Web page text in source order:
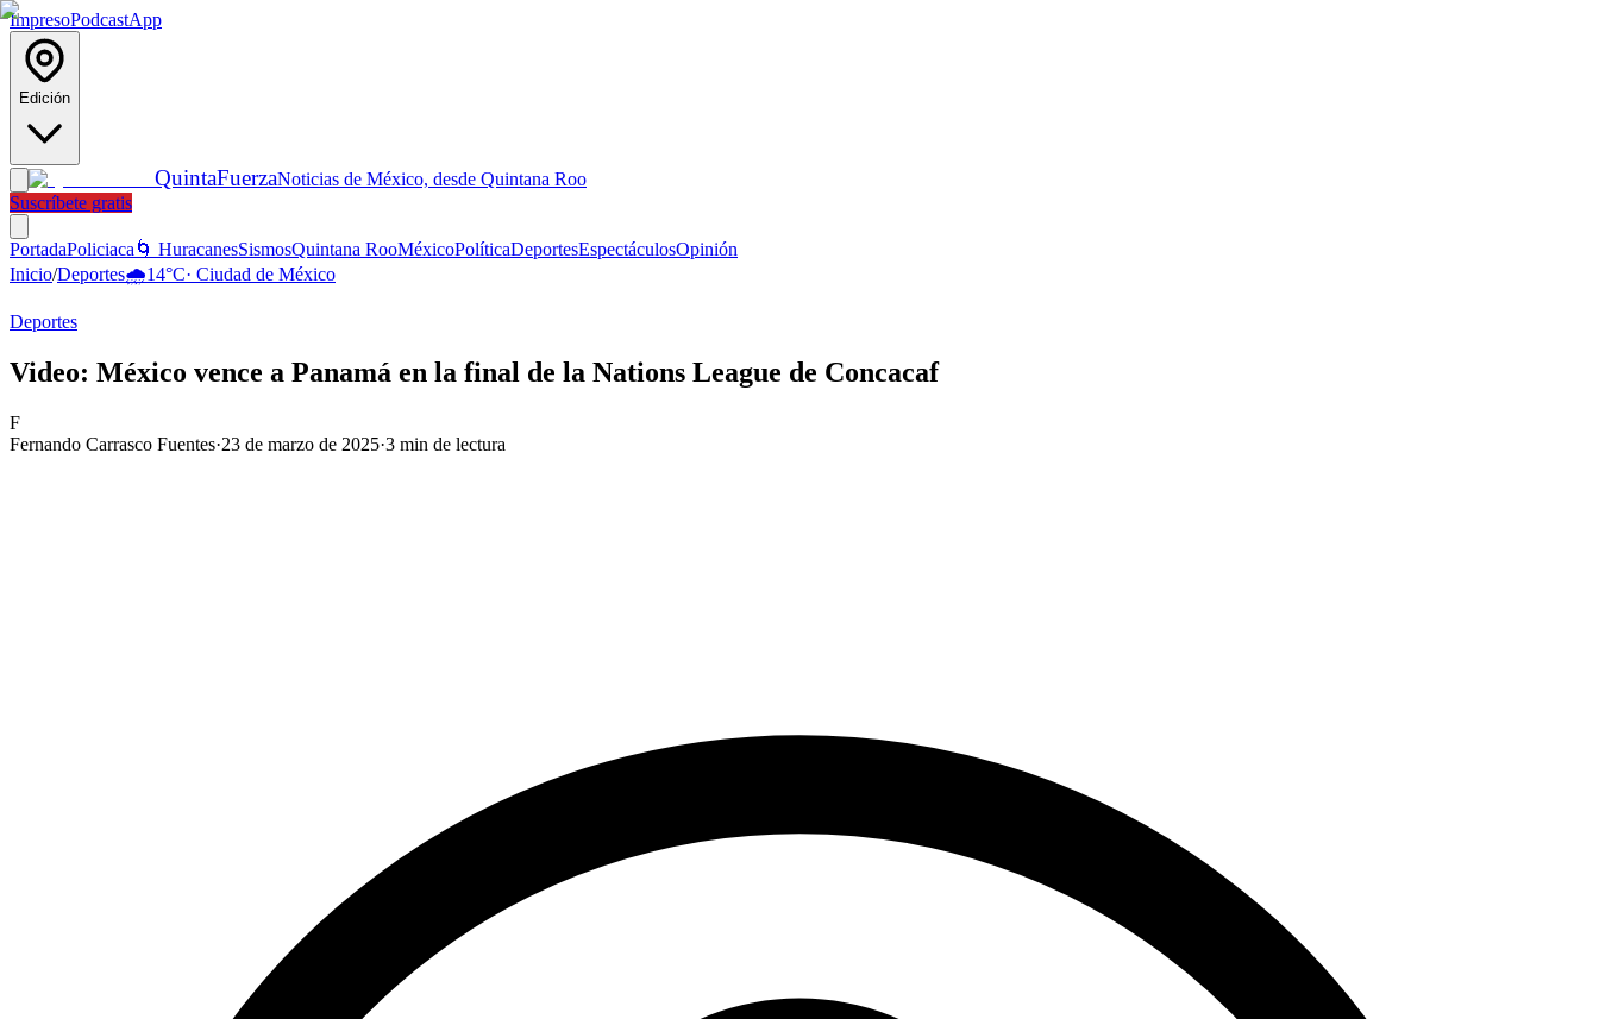
ImpresoPodcastApp
Edición
QuintaFuerzaNoticias de México, desde Quintana Roo
Suscríbete gratis
PortadaPoliciaca 🌀 HuracanesSismosQuintana RooMéxicoPolíticaDeportesEspectáculosOpinión
Inicio/Deportes🌧️14°C· Ciudad de México
Deportes
Video: México vence a Panamá en la final de la Nations League de Concacaf
F
Fernando Carrasco Fuentes·23 de marzo de 2025·3 min de lectura